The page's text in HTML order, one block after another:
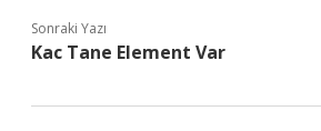
Sonraki Yazı
Kac Tane Element Var